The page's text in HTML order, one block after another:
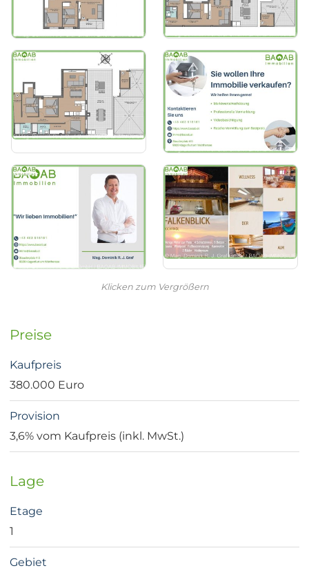
Klicken zum Vergrößern
Preise
Kaufpreis
380.000 Euro
Provision
3,6% vom Kaufpreis (inkl. MwSt.)
Lage
Etage
1
Gebiet